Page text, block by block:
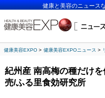
健康と美容のニュース
健康美容EXPO 健康美容EXPOニュース
紀州産 南高梅の種だけ
売/ふる里食効研究所